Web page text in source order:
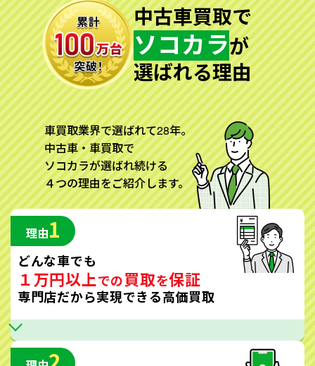
中古車買取で
ソコカラが
選ばれる理由
車買取業界で選ばれて28年。
中古車・車買取で
ソコカラが選ばれ続ける
４つの理由をご紹介します。
理由1
どんな車でも
１万円以上での買取を保証
専門店だから実現できる高価買取